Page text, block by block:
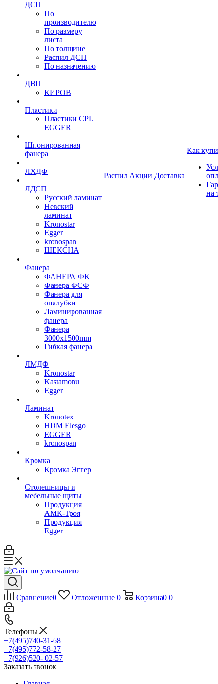
ДСП
По
производителю
По размеру
листа
По толщине
Распил ДСП
По назначению
ДВП
КИРОВ
Пластики
Пластики CPL
EGGER
Шпонированная
фанера
ЛХДФ
ЛДСП
Русский ламинат
Невский
ламинат
Kronostar
Egger
kronospan
ШЕКСНА
Фанера
ФАНЕРА ФК
Фанера ФСФ
Фанера для
опалубки
Ламинированная
фанера
Фанера
3000х1500mm
Гибкая фанера
ЛМДФ
Kronostar
Kastamonu
Egger
Ламинат
Kronotex
HDM Elesgo
EGGER
kronospan
Кромка
Кромка Эггер
Столешницы и
мебельные щиты
Продукция
АМК-Троя
Продукция
Egger
Распил Акции Доставка
Как
на
Сравнение0 Отложенные 0 Корзина0 0
Телефоны
+7(495)740-31-68
+7(495)772-58-27
+7(926)520- 02-57
Заказать звонок